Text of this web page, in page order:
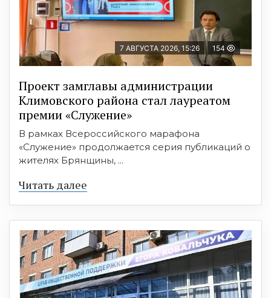
7 АВГУСТА 2026, 15:26 154
Проект замглавы администрации
Климовского района стал лауреатом
премии «Служение»
В рамках Всероссийского марафона
«Служение» продолжается серия публикаций о
жителях Брянщины, ...
Читать далее